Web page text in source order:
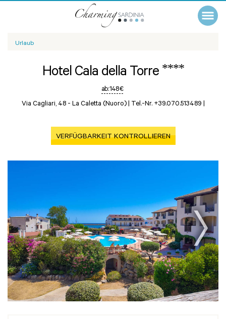
Urlaub
Hotel Cala della Torre ****
ab:148 €
Via Cagliari, 48 - La Caletta (Nuoro) | Tel.-Nr. +39.070.513489 |
VERFÜGBARKEIT KONTROLLIEREN